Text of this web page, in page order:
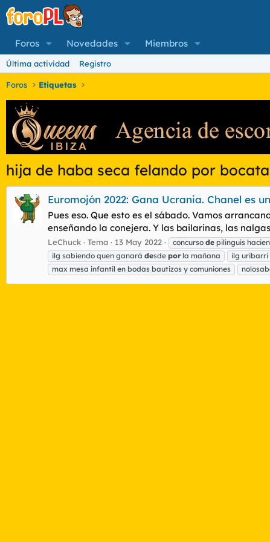
Foros Novedades Miembros
Última actividad Registro
Foros Etiquetas
hija de haba seca felando por
Euromojón 2022: Gana Ucrania. Chanel es
Pues eso. Que esto es el sábado. Vamos
enseñando la conejera. Y las bailarinas, las
LeChuck Tema 13 May 2022 concurso de pilinguis
ilg sabiendo quen ganarà desde por la mañana ilg uribarri
max mesa infantil en bodas bautizos y comuniones